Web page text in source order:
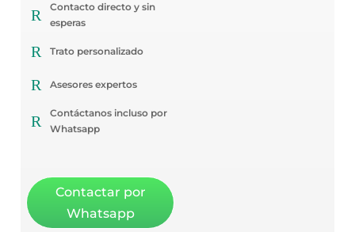
R
Contacto directo y sin
esperas
R Trato personalizado
R Asesores expertos
R
Contáctanos incluso por
Whatsapp
Contactar por
Whatsapp